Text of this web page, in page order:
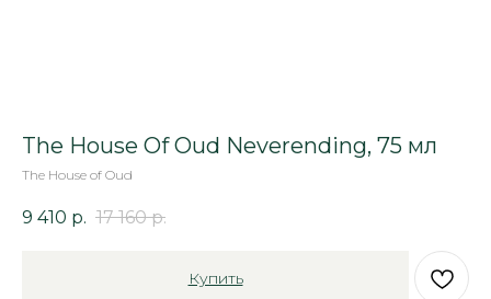
The House Of Oud Neverending, 75 мл
The House of Oud
9 410 р. 17 160 р.
Купить